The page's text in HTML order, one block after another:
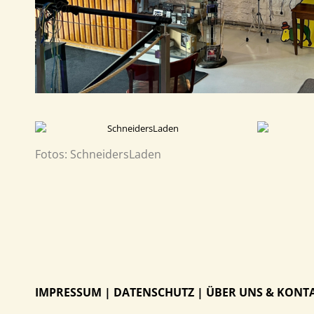
Fotos: SchneidersLaden
IMPRESSUM | DATENSCHUTZ | ÜBER UNS &